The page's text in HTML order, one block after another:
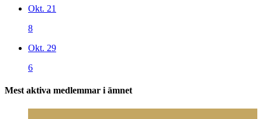
Okt. 21
8
Okt. 29
6
Mest aktiva medlemmar i ämnet